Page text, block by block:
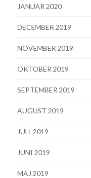
JANUAR 2020
DECEMBER 2019
NOVEMBER 2019
OKTOBER 2019
SEPTEMBER 2019
AUGUST 2019
JULI 2019
JUNI 2019
MAJ 2019